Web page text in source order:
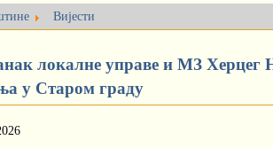
Вијести
локалне управе и МЗ
у Старом граду